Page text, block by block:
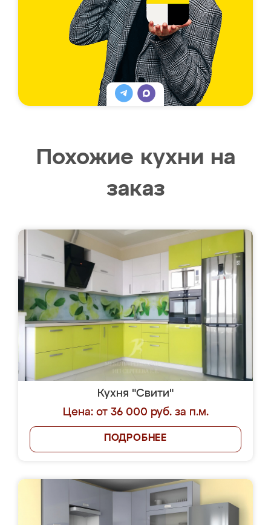
Похожие кухни на
заказ
Кухня "Свити"
Цена: от 36 000 руб. за п.м.
ПОДРОБНЕЕ